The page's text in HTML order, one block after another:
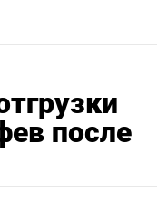
после